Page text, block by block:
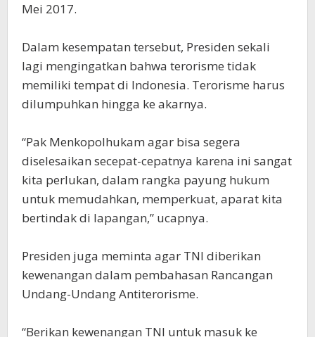
Mei 2017.
Dalam kesempatan tersebut, Presiden sekali
lagi mengingatkan bahwa terorisme tidak
memiliki tempat di Indonesia. Terorisme harus
dilumpuhkan hingga ke akarnya.
“Pak Menkopolhukam agar bisa segera
diselesaikan secepat-cepatnya karena ini sangat
kita perlukan, dalam rangka payung hukum
untuk memudahkan, memperkuat, aparat kita
bertindak di lapangan,” ucapnya.
Presiden juga meminta agar TNI diberikan
kewenangan dalam pembahasan Rancangan
Undang-Undang Antiterorisme.
“Berikan kewenangan TNI untuk masuk ke